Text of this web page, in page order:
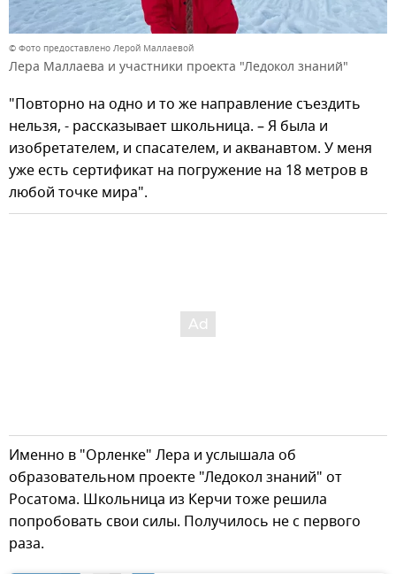
© Фото предоставлено Лерой Маллаевой
Лера Маллаева и участники проекта "Ледокол знаний"
"Повторно на одно и то же направление съездить
нельзя, - рассказывает школьница. – Я была и
изобретателем, и спасателем, и акванавтом. У меня
уже есть сертификат на погружение на 18 метров в
любой точке мира".
Именно в "Орленке" Лера и услышала об
образовательном проекте "Ледокол знаний" от
Росатома. Школьница из Керчи тоже решила
попробовать свои силы. Получилось не с первого
раза.